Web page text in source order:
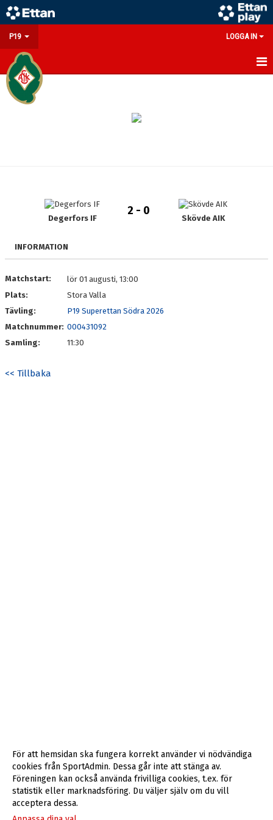
P19 LOGGA IN
HEM
BILDGALLERI
DOKUMENT
Degerfors IF
2 - 0
Skövde AIK
INFORMATION
Matchstart:
lör 01 augusti, 13:00
Plats:
Stora Valla
Tävling:
P19 Superettan Södra 2026
Matchnummer: 000431092
Samling:
11:30
<< Tillbaka
För att hemsidan ska fungera korrekt använder vi nödvändiga
cookies från SportAdmin. Dessa går inte att stänga av.
Föreningen kan också använda frivilliga cookies, t.ex. för
statistik eller marknadsföring. Du väljer själv om du vill
acceptera dessa.